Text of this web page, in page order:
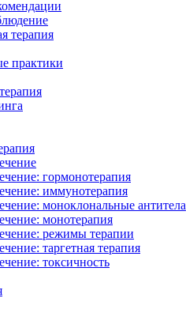
терапия
практики
гормонотерапия
иммунотерапия
моноклональные антитела
монотерапия
режимы терапии
таргетная терапия
токсичность